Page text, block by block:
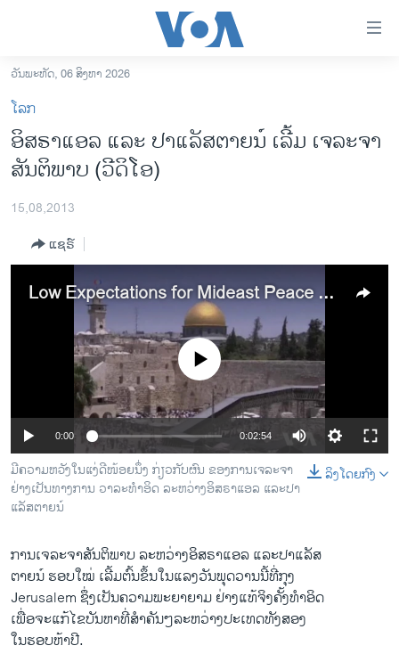
ເຂົ້າ
ຫາ
ຂ້າມ
ຂ້າມ
ຂ້າມ
ຫາ
ລາວ
ອາເມຣິກາ
ຂ່າວ​ຈີນ
ໂລກ
ເອເຊຍ
ອິດສະຫຼະພາບດ້ານການຂ່າວ
ຊີວິດຊາວລາວ
ຊຸມຊົນຊາວລາວ
ວິທະຍາສາດ-ເທັກໂນໂລຈີ
ທຸລະກິດ
ພາສາອັງກິດ
ວີດີໂອ
ລາຍການກະຈາຍສຽງ
ລາຍງານ
ຕິດຕາມພວກເຮົາ ທີ່
ວັນພະຫັດ, 06 ສິງຫາ 2026
ໂລກ
ອິສຣາແອລ ແລະ ປາແລັສຕາຍ​ນ໌ ເລີ້ມ ເຈລະຈາ
ສັນຕິພາບ (ວີດິໂອ)
15,08,2013
ແຊຣ໌
Low Expectations for Mideast Peace Talks
No media source currently available
0:00 0:02:54
ລິງໂດຍກົງ
ມີຄວາມຫວັງໃນແງ່ດີໜ້ອຍນຶ່ງ ກ່ຽວກັບຜົນ ຂອງການເຈລະຈາ
ຢ່າງເປັນທາງການ ວາລະທໍາອິດ ລະຫວ່າງອິສຣາແອລ ແລະປາ
ແລັສຕາຍ​ນ໌
ການເຈລະຈາສັນຕິພາບ ລະຫວ່າງອິສຣາແອລ ແລະປາແລັສ
ຕາຍ​ນ໌ ຮອບໃໝ່ ເລີ້ມຕົ້ນຂຶ້ນໃນແລງວັນພຸດວານນີ້ທີ່ກຸງ
Jerusalem ຊຶ່ງເປັນຄວາມພະຍາຍາມ ຢ່າງແທ້ຈິງຄັ້ງທໍາອິ​ດ
ເພື່ອຈະແກ້ໄຂບັນຫາທີ່​ສຳຄັນໆລະຫວ່າງປະເທດ​ທັງສອງ
ໃນຮອບຫ້າປີ.